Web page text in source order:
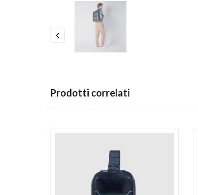
Prodotti correlati